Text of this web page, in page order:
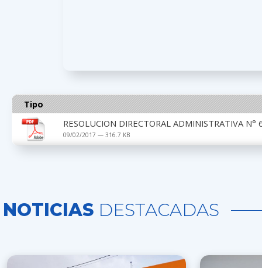
Tipo
RESOLUCION DIRECTORAL ADMINISTRATIVA N°
09/02/2017 — 316.7 KB
NOTICIAS DESTACADAS